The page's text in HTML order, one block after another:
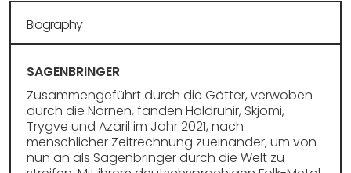
Biography
SAGENBRINGER
Zusammengeführt durch die Götter, verwoben
durch die Nornen, fanden Haldruhir, Skjomi,
Trygve und Azaril im Jahr 2021, nach
menschlicher Zeitrechnung zueinander, um von
nun an als Sagenbringer durch die Welt zu